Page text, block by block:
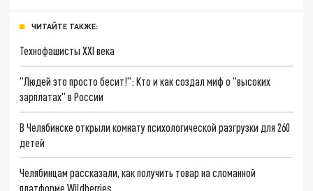
ЧИТАЙТЕ ТАКЖЕ:
Технофашисты XXI века
"Людей это просто бесит!": Кто и как создал миф о "высоких
зарплатах" в России
В Челябинске открыли комнату психологической разгрузки для 260
детей
Челябинцам рассказали, как получить товар на сломанной
платформе Wildberries